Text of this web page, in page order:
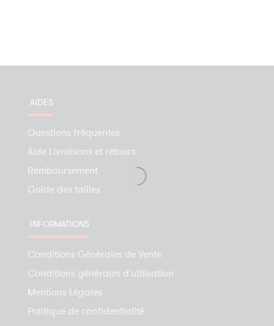
AIDES
Questions fréquentes
Aide Livraisons et retours
Remboursement
Guide des tailles
INFORMATIONS
Conditions Générales de Vente
Conditions générales d'utilisation
Mentions Légales
Politique de confidentialité